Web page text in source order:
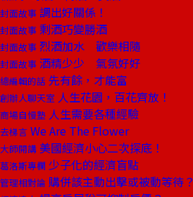
封面故事 調出好關係！
封面故事 剩酒巧變勝酒
封面故事 烈酒加水 歡樂相隨
封面故事 酒精少少 氣氛好好
總編輯的話 先有餘，才能富
創辦人聊天室 人生花園，百花齊放！
商場自慢塾 人生需要各種經驗
去梯言 We Are The Flower
大師開講 美國經濟小心二次探底！
葛洛斯專欄 少子化的經濟盲點
管理相對論 購併該主動出擊或被動等待？